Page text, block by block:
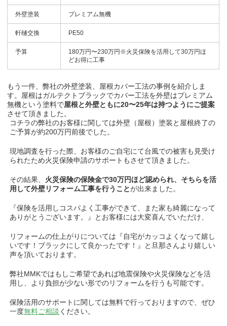
外壁塗装 プレミアム無機
軒樋交換 PE50
予算
180万円〜230万円※火災保険を活用して30万円ほ
どお得に工事
もう一件、弊社の外壁塗装、屋根カバー工法の事例を紹介しま
す。 屋根はガルテクトブラックでカバー工法を外壁はプレミアム
無機という塗料で屋根と外壁ともに20〜25年は持つようにご提案
させて頂きました。
コチラの弊社のお客様に関しては外壁（屋根）塗装と屋根終了の
ご予算が約200万円前後でした。
現地調査を行った際、お客様のご自宅にて台風での被害も見受け
られたため火災保険申請のサポートもさせて頂きました。
その結果、 火災保険の保険金で30万円ほど認められ、そちらを活
用して外壁リフォーム工事を行うことが出来ました。
『保険を活用しコスパよく工事ができて、また家も綺麗になって
ありがとうございます。』とお客様には大変喜んでいただけ、
リフォームの仕上がりについては『自宅がカッコよくなって嬉し
いです！ブラックにして良かったです！』と旦那さんより嬉しい
声を頂いております。
弊社MMKではもしご希望であれば地震保険や火災保険などを活
用し、より負担が少ない形でのリフォームを行うも可能です。
保険活用のサポートに関しては無料で行っておりますので、ぜひ
一度無料ご相談 ください。